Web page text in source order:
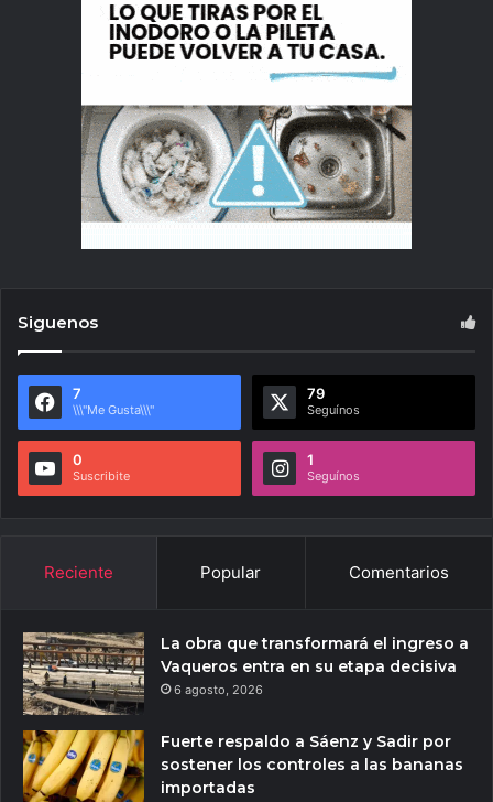
Siguenos
7
\\\"Me Gusta\\\"
79
Seguínos
0
Suscribite
1
Seguínos
Reciente Popular Comentarios
La obra que transformará el ingreso a
Vaqueros entra en su etapa decisiva
6 agosto, 2026
Fuerte respaldo a Sáenz y Sadir por
sostener los controles a las bananas
importadas